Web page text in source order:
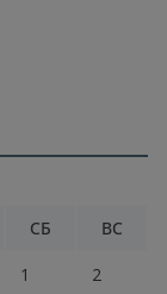
СБ ВС
1 2